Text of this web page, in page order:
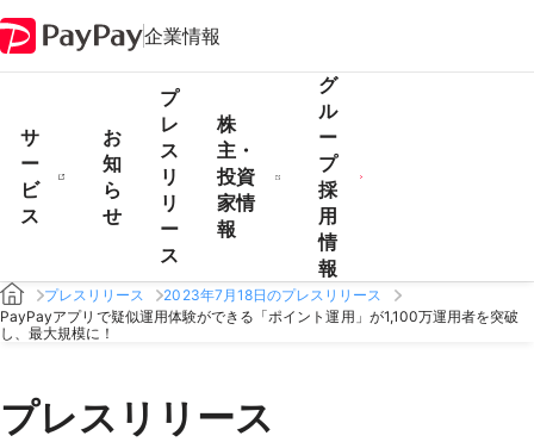
企業情報
サ
ー
ビ
ス
お
知
ら
せ
プ
レ
ス
リ
リ
ー
ス
株
主・
投資
家情
報
グ
ル
ー
プ
採
用
情
報
プレスリリース
2023年7月18日のプレスリリース
PayPayアプリで疑似運用体験ができる「ポイント運用」が1,100万運用者を突破
し、最大規模に！
プレスリリース